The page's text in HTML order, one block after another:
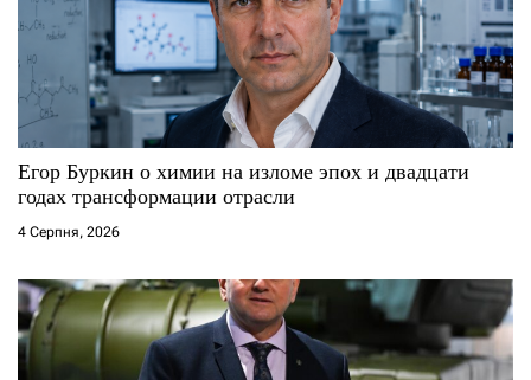
а
п
и
с
і
в
Егор Буркин о химии на изломе эпох и двадцати
годах трансформации отрасли
4 Серпня, 2026